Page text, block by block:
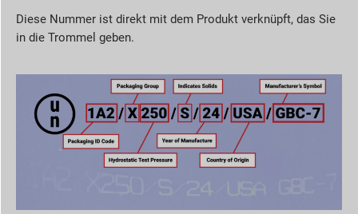
Diese Nummer ist direkt mit dem Produkt verknüpft, das Sie
in die Trommel geben.